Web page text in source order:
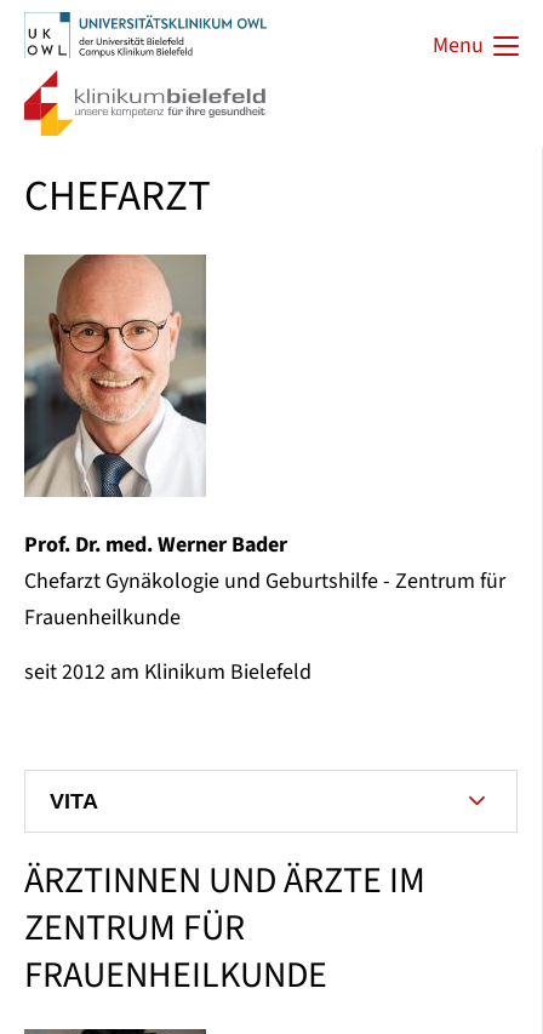
Menu
CHEFARZT
Prof. Dr. med. Werner Bader
Chefarzt Gynäkologie und Geburtshilfe - Zentrum für
Frauenheilkunde
seit 2012 am Klinikum Bielefeld
VITA
ÄRZTINNEN UND ÄRZTE IM
ZENTRUM FÜR
FRAUENHEILKUNDE